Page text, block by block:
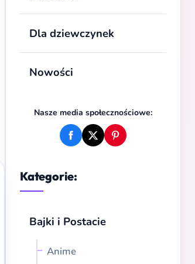
Dla dziewczynek
Nowości
Nasze media społecznościowe:
Kategorie:
Bajki i Postacie
Anime